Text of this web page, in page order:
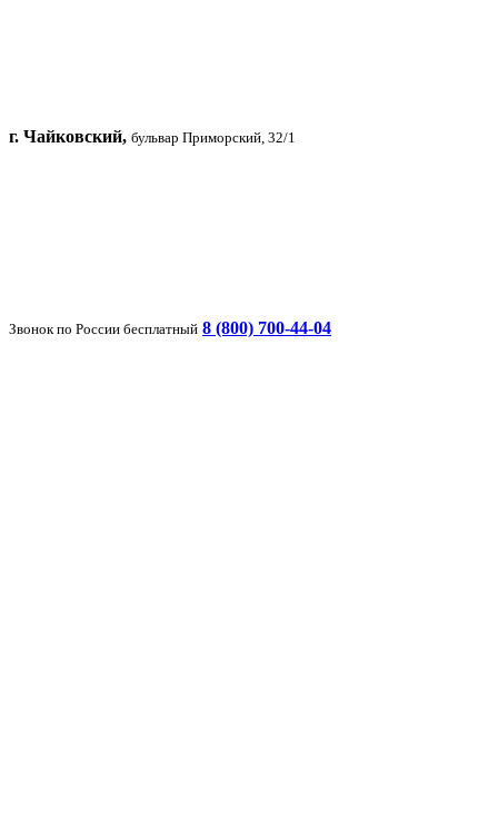
г. Чайковский, бульвар Приморский, 32/1
Звонок по России бесплатный 8 (800) 700-44-04